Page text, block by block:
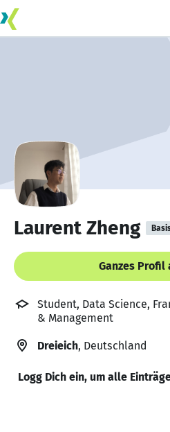
Laurent Zheng
Ganzes Profil
Student, Data Science,
& Management
Dreieich, Deutschland
Logg Dich ein, um alle